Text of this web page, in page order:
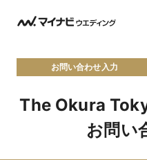
お問い合わせ入力
The Okura
お問い